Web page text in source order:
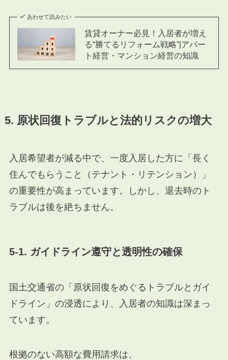
あわせて読みたい
賃貸オーナー必見！入居者が増え
る“勝てるリフォーム戦略”|アパー
ト経営・マンション経営の知識
5. 原状回復トラブルと法的リスクの増大
入居希望者が減る中で、一度入居した方に「長く
住んでもらうこと（テナント・リテンション）」
の重要性が高まっています。しかし、退去時のト
ラブルは後を絶ちません。
5-1. ガイドライン遵守と透明性の確保
国土交通省の「原状回復をめぐるトラブルとガイ
ドライン」の浸透により、入居者の知識は深まっ
ています。
根拠のない高額な費用請求は、